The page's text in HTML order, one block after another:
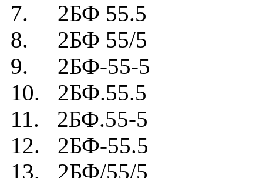
7. 2БФ 55.5
8. 2БФ 55/5
9. 2БФ-55-5
10. 2БФ.55.5
11. 2БФ.55-5
12. 2БФ-55.5
13. 2БФ/55/5